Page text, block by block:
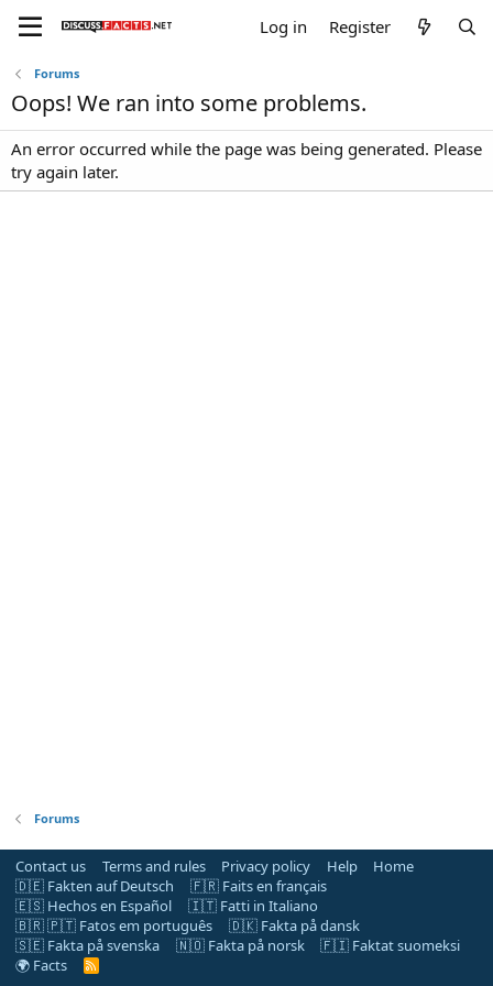
Log in Register
Forums
Oops! We ran into some problems.
An error occurred while the page was being generated. Please
try again later.
Forums
Contact us Terms and rules Privacy policy Help
Home
🇩🇪 Fakten auf Deutsch
🇫🇷 Faits en français
🇪🇸 Hechos en Español
🇮🇹 Fatti in Italiano
🇧🇷 🇵🇹 Fatos em português
🇩🇰 Fakta på dansk
🇸🇪 Fakta på svenska
🇳🇴 Fakta på norsk
🇫🇮 Faktat suomeksi
🌍 Facts
R